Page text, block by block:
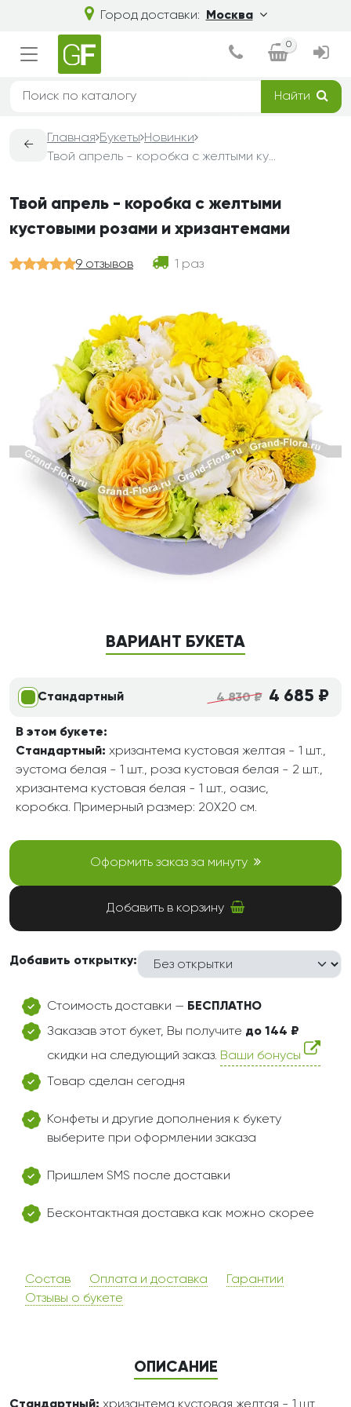
Город доставки: Москва
0
Найти
←
Главная Букеты Новинки
Твой апрель - коробка с желтыми кустовыми розами и хризантемами
Твой апрель - коробка с желтыми
кустовыми розами и хризантемами
9 отзывов 1 раз
ВАРИАНТ БУКЕТА
Стандартный 4 830 ₽ 4 685 ₽
В этом букете:
Стандартный: хризантема кустовая желтая - 1 шт.,
эустома белая - 1 шт., роза кустовая белая - 2 шт.,
хризантема кустовая белая - 1 шт., оазис,
коробка. Примерный размер: 20Х20 см.
Оформить заказ за минуту
Добавить в корзину
Добавить открытку:
Стоимость доставки — БЕСПЛАТНО
Заказав этот букет, Вы получите до 144 ₽
скидки на следующий заказ. Ваши бонусы
Товар сделан сегодня
Конфеты и другие дополнения к букету
выберите при оформлении заказа
Пришлем SMS после доставки
Бесконтактная доставка как можно скорее
Состав Оплата и доставка
Гарантии
Отзывы о букете
ОПИСАНИЕ